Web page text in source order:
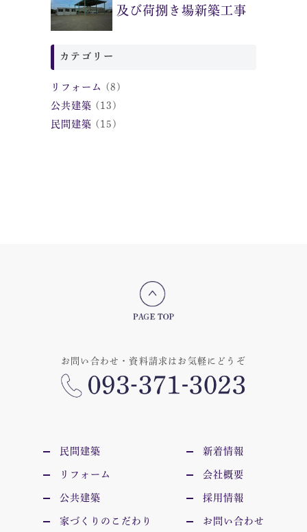
及び荷捌き場新築工事
カテゴリー
リフォーム
(8)
公共建築 (13)
民間建築 (15)
お問い合わせ・資料請求はお気軽にどうぞ
民間建築
リフォーム
公共建築
家づくりのこだわり
新着情報
会社概要
採用情報
お問い合わせ